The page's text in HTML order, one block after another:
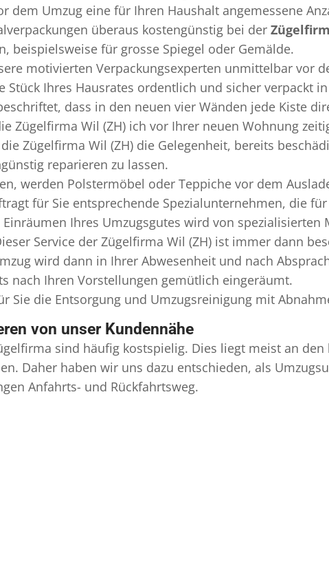
dem Umzug eine für Ihren Haushalt angemessene
überaus kostengünstig bei der
beispielsweise für grosse Spiegel oder Gemälde.
motivierten Verpackungsexperten unmittelbar vor
Stück Ihres Hausrates ordentlich und sicher verpackt
dass in den neuen vier Wänden jede Kiste
Zügelfirma Wil (ZH) ich vor Ihrer neuen Wohnung
Zügelfirma Wil (ZH) die Gelegenheit, bereits
reparieren zu lassen.
werden Polstermöbel oder Teppiche vor dem
für Sie entsprechende Spezialunternehmen, die
Ihres Umzugsgutes wird von
Service der Zügelfirma Wil (ZH) ist immer dann
wird dann in Ihrer Abwesenheit und nach
nach Ihren Vorstellungen gemütlich eingeräumt.
Sie die Entsorgung und Umzugsreinigung mit
von unser Kundennähe
sind häufig kostspielig. Dies liegt meist an
Daher haben wir uns dazu entschieden, als
Anfahrts- und Rückfahrtsweg.